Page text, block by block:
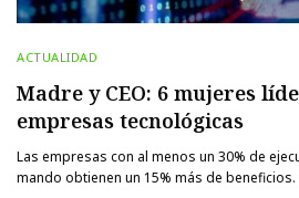
ACTUALIDAD
Madre y CEO: 6 mujeres
empresas tecnológicas
Las empresas con al menos un 30% de
mando obtienen un 15% más de beneficios.